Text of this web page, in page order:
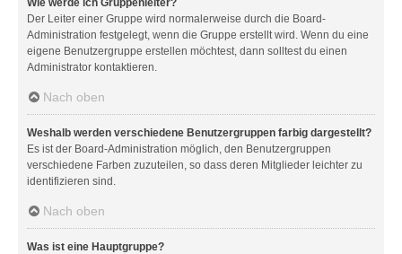
Wie werde ich Gruppenleiter?
Der Leiter einer Gruppe wird normalerweise durch die Board-
Administration festgelegt, wenn die Gruppe erstellt wird. Wenn du eine
eigene Benutzergruppe erstellen möchtest, dann solltest du einen
Administrator kontaktieren.
Nach oben
Weshalb werden verschiedene Benutzergruppen farbig dargestellt?
Es ist der Board-Administration möglich, den Benutzergruppen
verschiedene Farben zuzuteilen, so dass deren Mitglieder leichter zu
identifizieren sind.
Nach oben
Was ist eine Hauptgruppe?